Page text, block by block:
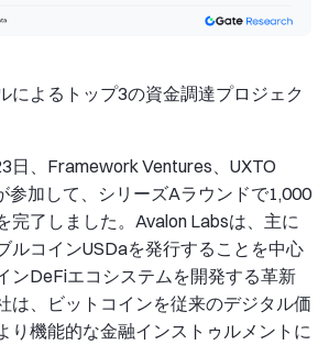
によるトップ3の資金調達プロジェク
日、Framework Ventures、UXTO
参加して、シリーズAラウンドで1,000
完了しました。Avalon Labsは、主に
ルコインUSDaを発行することを中心
ンDeFiエコシステムを開発する革新
は、ビットコインを従来のデジタル価
り機能的な金融インストゥルメントに